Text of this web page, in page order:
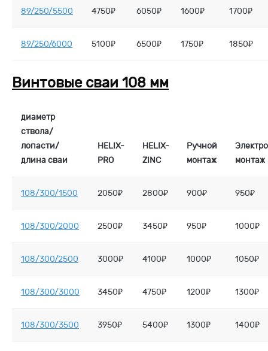
89/250/5500 4750₽ 6050₽ 1600₽ 1700₽
89/250/6000 5100₽ 6500₽ 1750₽ 1850₽
Винтовые сваи 108 мм
диаметр
ствола/
лопасти/
длина сваи
HELIX-
PRO
HELIX-
ZINC
Ручной
монтаж
монтаж
108/300/1500 2050₽ 2800₽ 900₽ 950₽
108/300/2000 2500₽ 3450₽ 950₽ 1000₽
108/300/2500 3000₽ 4100₽ 1000₽ 1050₽
108/300/3000 3450₽ 4750₽ 1200₽ 1300₽
108/300/3500 3950₽ 5400₽ 1300₽ 1400₽